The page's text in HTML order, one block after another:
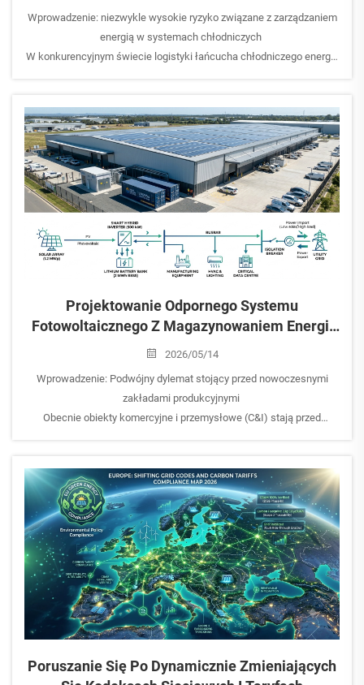
Wprowadzenie: niezwykle wysokie ryzyko związane z zarządzaniem
energią w systemach chłodniczych
W konkurencyjnym świecie logistyki łańcucha chłodniczego energia
(HVAC) służą do utrzymywania...
Projektowanie Odpornego Systemu
Fotowoltaicznego Z Magazynowaniem Energii
Dla Sektora Komercyjnego I Przemysłowego
Sieci I Wysokich Taryf Szczytowych
2026/05/14
Wprowadzenie: Podwójny dylemat stojący przed nowoczesnymi
zakładami produkcyjnymi
Obecnie obiekty komercyjne i przemysłowe (C&I) stają przed
rosnącą częstotliwością...
Poruszanie Się Po Dynamicznie Zmieniających